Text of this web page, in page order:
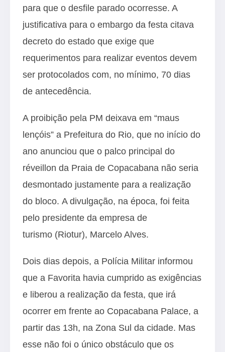
para que o desfile parado ocorresse. A
justificativa para o embargo da festa citava
decreto do estado que exige que
requerimentos para realizar eventos devem
ser protocolados com, no mínimo, 70 dias
de antecedência.
A proibição pela PM deixava em “maus
lençóis” a Prefeitura do Rio, que no início do
ano anunciou que o palco principal do
réveillon da Praia de Copacabana não seria
desmontado justamente para a realização
do bloco. A divulgação, na época, foi feita
pelo presidente da empresa de
turismo (Riotur), Marcelo Alves.
Dois dias depois, a Polícia Militar informou
que a Favorita havia cumprido as exigências
e liberou a realização da festa, que irá
ocorrer em frente ao Copacabana Palace, a
partir das 13h, na Zona Sul da cidade. Mas
esse não foi o único obstáculo que os